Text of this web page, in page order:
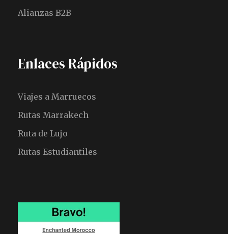
Alianzas B2B
Enlaces Rápidos
Viajes a Marruecos
Rutas Marrakech
Ruta de Lujo
Rutas Estudiantiles